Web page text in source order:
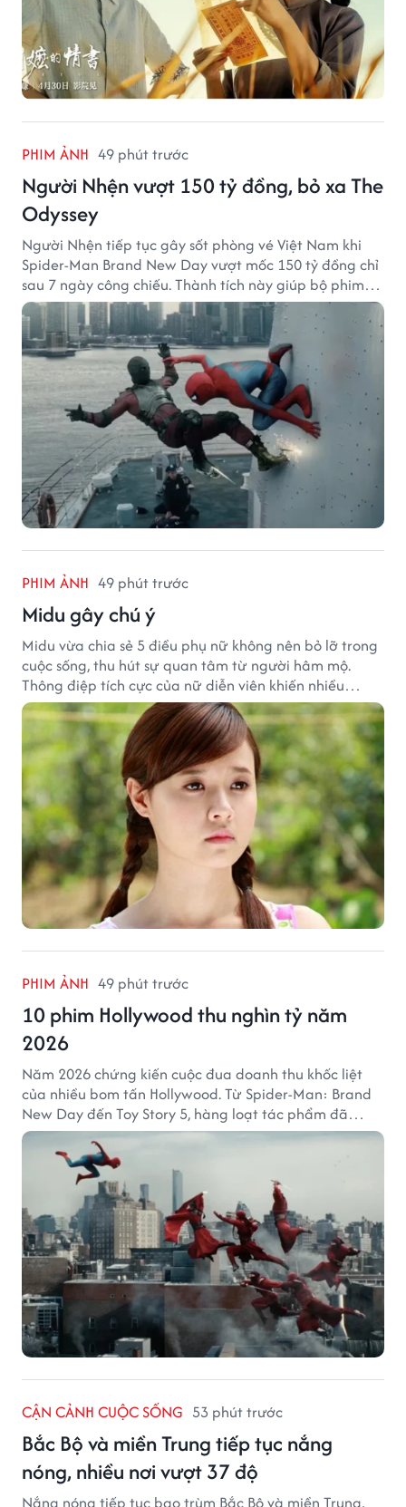
PHIM ẢNH 49 phút trước
Người Nhện vượt 150 tỷ đồng, bỏ xa The
Odyssey
Người Nhện tiếp tục gây sốt phòng vé Việt Nam khi
Spider-Man Brand New Day vượt mốc 150 tỷ đồng chỉ
sau 7 ngày công chiếu. Thành tích này giúp bộ phim
của Tom Holland tạo khoảng cách đáng kể với The
Odyssey trên đường đua doanh thu.
PHIM ẢNH 49 phút trước
Midu gây chú ý
Midu vừa chia sẻ 5 điều phụ nữ không nên bỏ lỡ trong
cuộc sống, thu hút sự quan tâm từ người hâm mộ.
Thông điệp tích cực của nữ diễn viên khiến nhiều
người đồng cảm khi nhìn lại hành trình sự nghiệp và
hạnh phúc hiện tại của cô.
PHIM ẢNH 49 phút trước
10 phim Hollywood thu nghìn tỷ năm
2026
Năm 2026 chứng kiến cuộc đua doanh thu khốc liệt
của nhiều bom tấn Hollywood. Từ Spider-Man: Brand
New Day đến Toy Story 5, hàng loạt tác phẩm đã
mang về hàng chục nghìn tỷ đồng và tạo nên những
cột mốc đáng nhớ tại phòng vé toàn cầu.
CẬN CẢNH CUỘC SỐNG 53 phút trước
Bắc Bộ và miền Trung tiếp tục nắng
nóng, nhiều nơi vượt 37 độ
Nắng nóng tiếp tục bao trùm Bắc Bộ và miền Trung,